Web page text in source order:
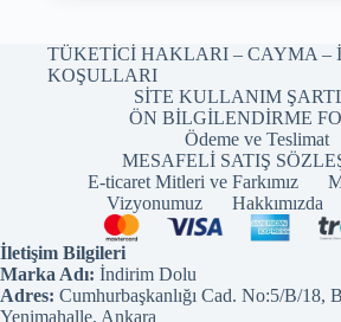
TÜKETİCİ HAKLARI – CAYMA –
KOŞULLARI
SİTE KULLANIM
ÖN BİLGİLENDİRME
Ödeme ve Teslimat
MESAFELİ SATIŞ
E-ticaret Mitleri ve Farkımız
Vizyonumuz
Hakkımızda
İletişim Bilgileri
Marka Adı: İndirim Dolu
Adres: Cumhurbaşkanlığı Cad. No:5/B/18,
Yenimahalle, Ankara